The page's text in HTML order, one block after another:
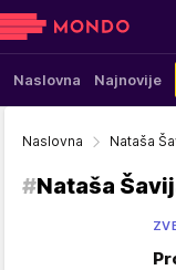
Naslovna Najnovije
Naslovna Nataša
#Nataša